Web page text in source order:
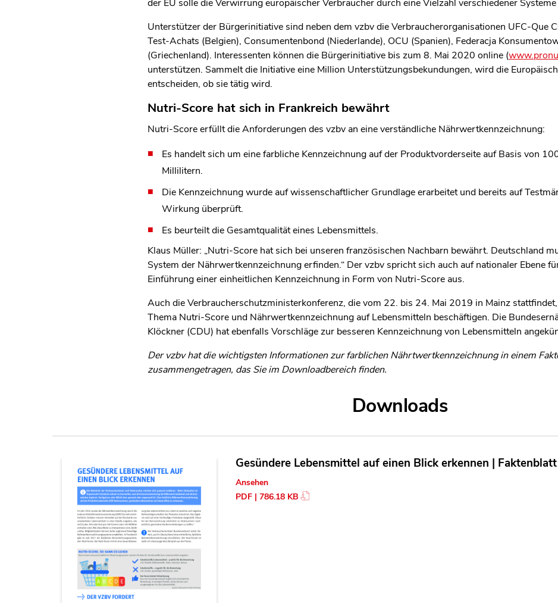
der EU solle die Verwirrung europäischer Verbraucher durch eine Vielzahl verschiedener
Unterstützer der Bürgerinitiative sind neben dem vzbv die Verbraucherorganisationen UFC-Que
Test-Achats (Belgien), Consumentenbond (Niederlande), OCU (Spanien), Federacja
(Griechenland). Interessenten können die Bürgerinitiative bis zum 8. Mai 2020 online (
unterstützen. Sammelt die Initiative eine Million Unterstützungsbekundungen, wird die
entscheiden, ob sie tätig wird.
Nutri-Score hat sich in Frankreich bewährt
Nutri-Score erfüllt die Anforderungen des vzbv an eine verständliche Nährwertkennzeichnung:
Es handelt sich um eine farbliche Kennzeichnung auf der Produktvorderseite auf Basis von
Millilitern.
Die Kennzeichnung wurde auf wissenschaftlicher Grundlage erarbeitet und bereits auf
Wirkung überprüft.
Es beurteilt die Gesamtqualität eines Lebensmittels.
Klaus Müller: „Nutri-Score hat sich bei unseren französischen Nachbarn bewährt. Deutschland
System der Nährwertkennzeichnung erfinden.“ Der vzbv spricht sich auch auf nationaler Ebene
Einführung einer einheitlichen Kennzeichnung in Form von Nutri-Score aus.
Auch die Verbraucherschutzministerkonferenz, die vom 22. bis 24. Mai 2019 in Mainz
Thema Nutri-Score und Nährwertkennzeichnung auf Lebensmitteln beschäftigen. Die
Klöckner (CDU) hat ebenfalls Vorschläge zur besseren Kennzeichnung von Lebensmitteln
Der vzbv hat die wichtigsten Informationen zur farblichen Nährtwertkennzeichnung in einem
zusammengetragen, das Sie im Downloadbereich finden.
Downloads
Gesündere Lebensmittel auf einen Blick erkennen |
Ansehen
PDF | 786.18 KB